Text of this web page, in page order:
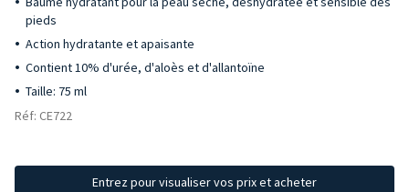
pieds
Action hydratante et apaisante
Contient 10% d'urée, d'aloès et d'allantoïne
Taille: 75 ml
Réf: CE722
Entrez pour visualiser vos prix et acheter